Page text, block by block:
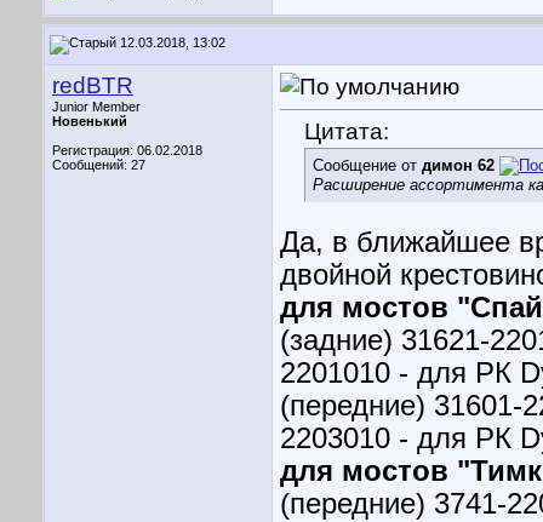
12.03.2018, 13:02
redBTR
Junior Member
Новенький
Регистрация: 06.02.2018
Сообщений: 27
Цитата:
Сообщение от димон 62
Расширение ассортимента
Да, в ближайшее
двойной
для мостов
(задние) 31621-
2201010 - для РК
(передние) 31601-
2203010 - для РК
для мостов
(передние) 3741-